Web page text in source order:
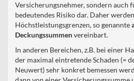
Versicherungsnehmer, sondern auch
bedeutendes Risiko dar. Daher
Höchstleistungsgrenzen, so genannte
Deckungssummenvereinbart.
In anderen Bereichen, z.B. bei einer
der maximal eintretende Schaden (=
Neuwert) sehr konkret bemessen